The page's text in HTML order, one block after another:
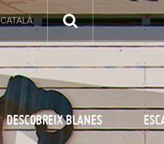
CATALÀ
DESCOBREIX BLANES